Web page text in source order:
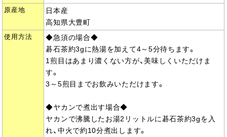
原産地
日本産
高知県大豊町
使用方法
◆急須の場合◆
碁石茶約3gに熱湯を加えて4～5分待ちます。
1煎目はあまり濃くない方が、美味しくいただけま
す。
3～5煎目までお飲みいただけます。
◆ヤカンで煮出す場合◆
ヤカンで沸騰したお湯2リットルに碁石茶約3gを入
れ、中火で約10分煮出します。